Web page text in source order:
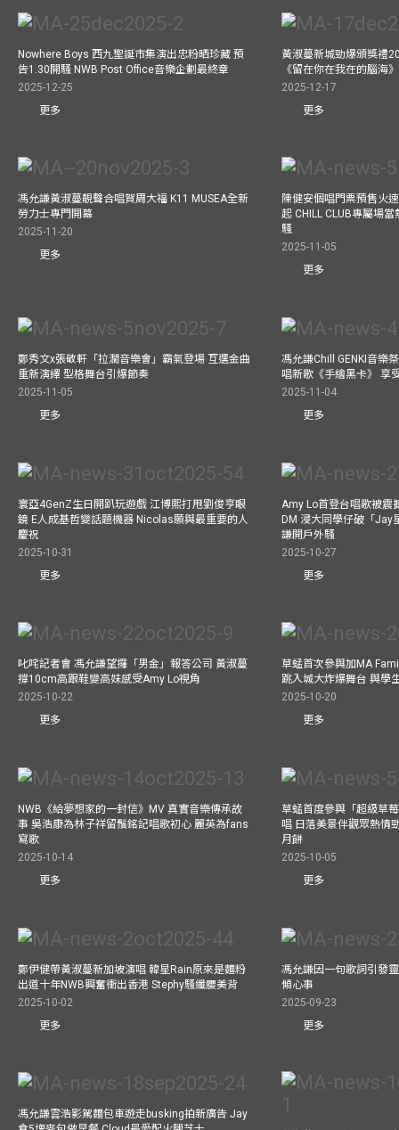
Nowhere Boys 西九聖誕市集演出忠粉晒珍藏 預
告1.30開騷 NWB Post Office音樂企劃最終章
2025-12-25
更多
黃淑蔓新城勁爆頒獎禮
《留在你在我在的腦海
2025-12-17
更多
馮允謙黃淑蔓靚聲合唱賀周大福 K11 MUSEA全新
勞力士專門開幕
2025-11-20
更多
陳健安個唱門票預售火
起 CHILL CLUB專屬場
騷
2025-11-05
更多
鄭秀文x張敬軒「拉濶音樂會」霸氣登場 互選金曲
重新演繹 型格舞台引爆節奏
2025-11-05
更多
馮允謙Chill GENKI音樂
唱新歌《手繪黑卡》 享
2025-11-04
更多
寰亞4GenZ生日開趴玩遊戲 江博熙打甩劉俊亨眼
鏡 E人成基哲變話題機器 Nicolas願與最重要的人
慶祝
2025-10-31
更多
Amy Lo首登台唱歌被震
DM 浸大同學仔破「Jay
謙開戶外騷
2025-10-27
更多
叱咤記者會 馮允謙望攞「男金」報答公司 黃淑蔓
撐10cm高跟鞋變高妹感受Amy Lo視角
2025-10-22
更多
草蜢首次參與加MA
跳入城大炸爆舞台 與學
2025-10-20
更多
NWB《給夢想家的一封信》MV 真實音樂傳承故
事 吳浩康為林子祥留鬚銘記唱歌初心 麗英為fans
寫歌
2025-10-14
更多
草蜢首度參與「超級草
唱 日落美景伴觀眾熱情
月餅
2025-10-05
更多
鄭伊健帶黃淑蔓新加坡演唱 韓星Rain原來是麵粉
出道十年NWB興奮衝出香港 Stephy騷纖腰美背
2025-10-02
更多
馮允謙因一句歌詞引發
傾心事
2025-09-23
更多
馮允謙雲浩影駕麵包車遊走busking拍新廣告 Jay